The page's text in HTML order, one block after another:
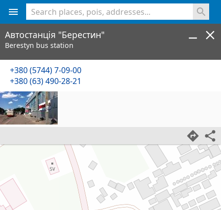
Автостанція "Берестин"
Berestyn bus station
+380 (5744) 7-09-00
+380 (63) 490-28-21
<% console.log(hcard) %>